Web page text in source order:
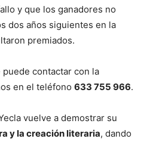
y que los ganadores no
dos años siguientes en la
premiados.
puede contactar con la
en el teléfono 633 755 966.
vuelve a demostrar su
y la creación literaria, dando